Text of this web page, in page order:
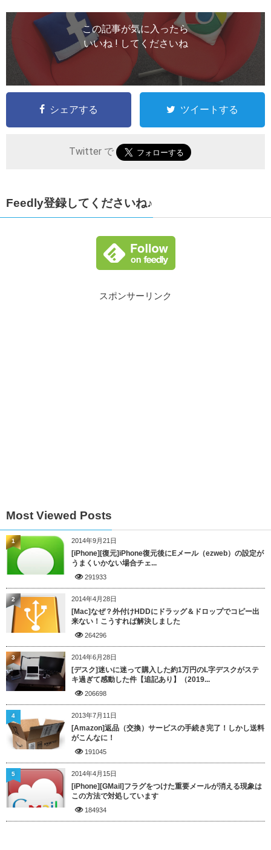
この記事が気に入ったら
いいね ! してくださいね
シェアする ツイートする
Twitter で
Feedly登録してくださいね♪
スポンサーリンク
Most Viewed Posts
2014年9月21日
[iPhone][復元]iPhone復元後にEメール（ezweb）の設定が
うまくいかない場合チェ...
291933
1
2014年4月28日
[Mac]なぜ？外付けHDDにドラッグ＆ドロップでコピー出
来ない！こうすれば解決しました
264296
2
2014年6月28日
[デスク]迷いに迷って購入した約1万円のL字デスクがステ
キ過ぎて感動した件【追記あり】（2019...
206698
3
2013年7月11日
[Amazon]返品（交換）サービスの手続き完了！しかし送料
がこんなに！
191045
4
2014年4月15日
[iPhone][GMail]フラグをつけた重要メールが消える現象は
この方法で対処しています
184934
5